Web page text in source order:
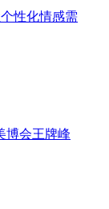
性化情感需
博会王牌峰